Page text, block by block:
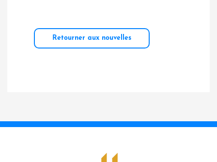
Retourner aux nouvelles